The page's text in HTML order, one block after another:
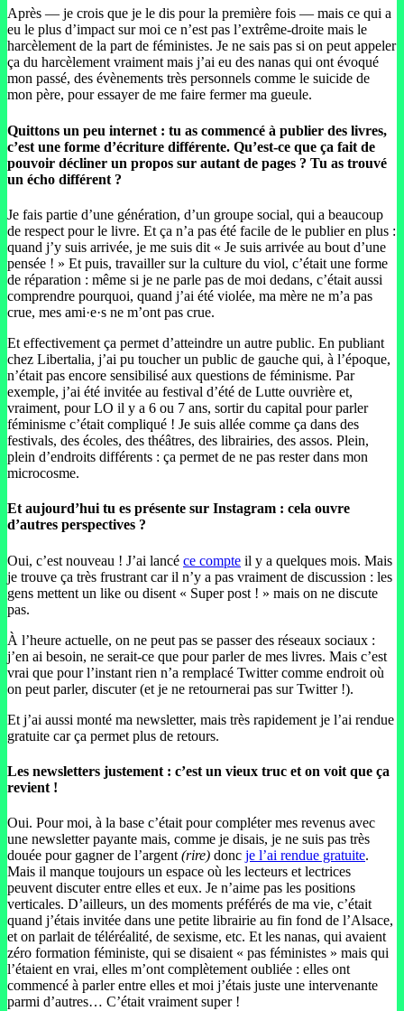
Après — je crois que je le dis pour la première fois — mais ce qui a
eu le plus d’impact sur moi ce n’est pas l’extrême-droite mais le
harcèlement de la part de féministes. Je ne sais pas si on peut appeler
ça du harcèlement vraiment mais j’ai eu des nanas qui ont évoqué
mon passé, des évènements très personnels comme le suicide de
mon père, pour essayer de me faire fermer ma gueule.
Quittons un peu internet : tu as commencé à publier des livres,
c’est une forme d’écriture différente. Qu’est-ce que ça fait de
pouvoir décliner un propos sur autant de pages ? Tu as trouvé
un écho différent ?
Je fais partie d’une génération, d’un groupe social, qui a beaucoup
de respect pour le livre. Et ça n’a pas été facile de le publier en plus :
quand j’y suis arrivée, je me suis dit « Je suis arrivée au bout d’une
pensée ! » Et puis, travailler sur la culture du viol, c’était une forme
de réparation : même si je ne parle pas de moi dedans, c’était aussi
comprendre pourquoi, quand j’ai été violée, ma mère ne m’a pas
crue, mes ami·e·s ne m’ont pas crue.
Et effectivement ça permet d’atteindre un autre public. En publiant
chez Libertalia, j’ai pu toucher un public de gauche qui, à l’époque,
n’était pas encore sensibilisé aux questions de féminisme. Par
exemple, j’ai été invitée au festival d’été de Lutte ouvrière et,
vraiment, pour LO il y a 6 ou 7 ans, sortir du capital pour parler
féminisme c’était compliqué ! Je suis allée comme ça dans des
festivals, des écoles, des théâtres, des librairies, des assos. Plein,
plein d’endroits différents : ça permet de ne pas rester dans mon
microcosme.
Et aujourd’hui tu es présente sur Instagram : cela ouvre
d’autres perspectives ?
Oui, c’est nouveau ! J’ai lancé ce compte il y a quelques mois. Mais
je trouve ça très frustrant car il n’y a pas vraiment de discussion : les
gens mettent un like ou disent « Super post ! » mais on ne discute
pas.
À l’heure actuelle, on ne peut pas se passer des réseaux sociaux :
j’en ai besoin, ne serait-ce que pour parler de mes livres. Mais c’est
vrai que pour l’instant rien n’a remplacé Twitter comme endroit où
on peut parler, discuter (et je ne retournerai pas sur Twitter !).
Et j’ai aussi monté ma newsletter, mais très rapidement je l’ai rendue
gratuite car ça permet plus de retours.
Les newsletters justement : c’est un vieux truc et on voit que ça
revient !
Oui. Pour moi, à la base c’était pour compléter mes revenus avec
une newsletter payante mais, comme je disais, je ne suis pas très
douée pour gagner de l’argent (rire) donc je l’ai rendue gratuite.
Mais il manque toujours un espace où les lecteurs et lectrices
peuvent discuter entre elles et eux. Je n’aime pas les positions
verticales. D’ailleurs, un des moments préférés de ma vie, c’était
quand j’étais invitée dans une petite librairie au fin fond de l’Alsace,
et on parlait de téléréalité, de sexisme, etc. Et les nanas, qui avaient
zéro formation féministe, qui se disaient « pas féministes » mais qui
l’étaient en vrai, elles m’ont complètement oubliée : elles ont
commencé à parler entre elles et moi j’étais juste une intervenante
parmi d’autres… C’était vraiment super !